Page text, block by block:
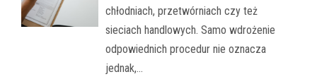
chłodniach, przetwórniach czy też
sieciach handlowych. Samo wdrożenie
odpowiednich procedur nie oznacza
jednak,…